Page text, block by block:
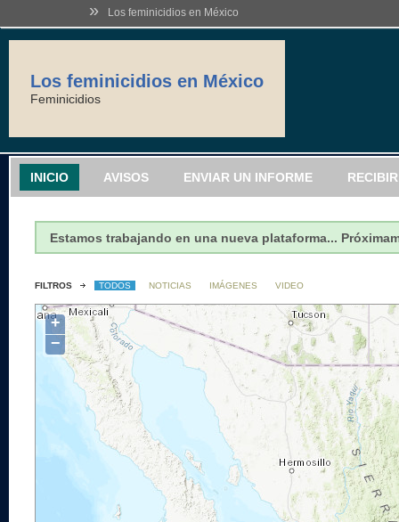
» Los feminicidios en México
Los feminicidios en México
Feminicidios
INICIO AVISOS ENVIAR UN INFORME
Estamos trabajando en una nueva plataforma...
FILTROS TODOS NOTICIAS IMÁGENES VIDEO
+
−